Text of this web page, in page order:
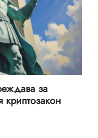
за
криптозакон